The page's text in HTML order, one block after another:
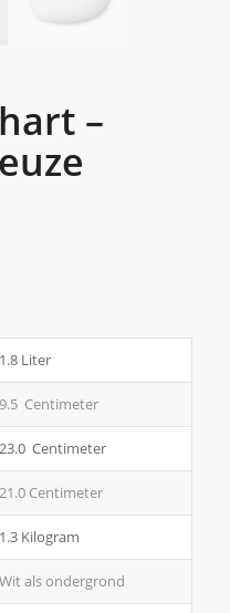
–
1.8 Liter
9.5 Centimeter
23.0 Centimeter
21.0 Centimeter
1.3 Kilogram
Wit als ondergrond